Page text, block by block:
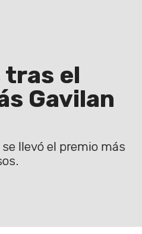
tras el
Gavilan
llevó el premio más